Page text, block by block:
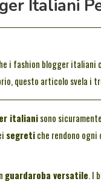
Italiani
i fashion blogger italiani
questo articolo svela i
italianisono
segretiche rendono
guardaroba versatile. I